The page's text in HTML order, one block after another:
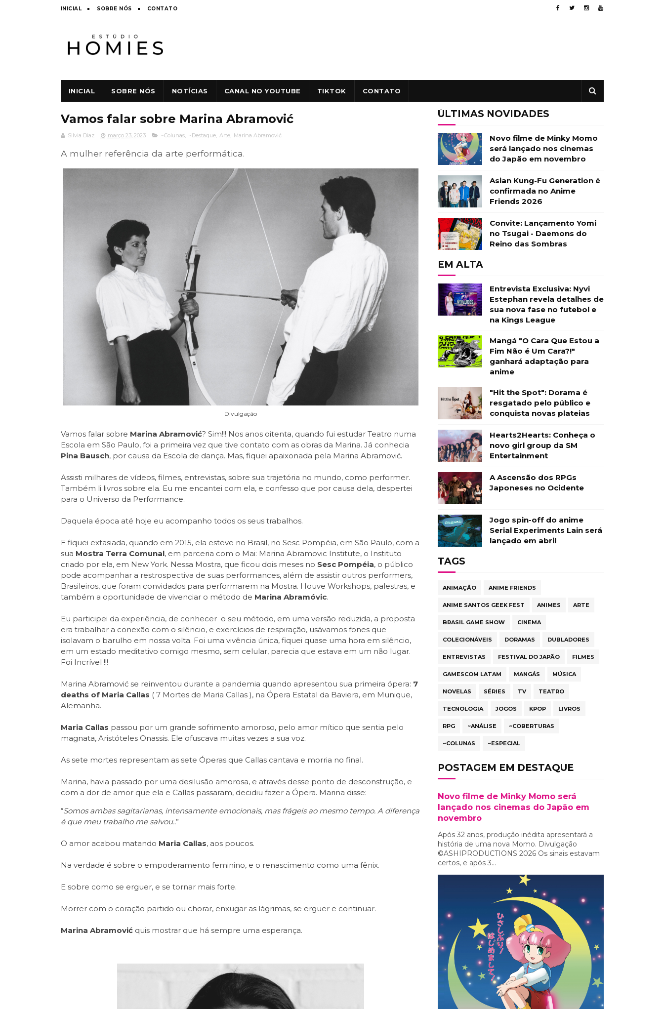
INICIAL SOBRE NÓS CONTATO
INICIAL SOBRE NÓS NOTÍCIAS CANAL NO YOUTUBE TIKTOK CONTATO
Vamos falar sobre Marina Abramović
Silvia Diaz março 23, 2023 ~Colunas, ~Destaque, Arte, Marina Abramović
A mulher referência da arte performática.
Divulgação
Vamos falar sobre Marina Abramović? Sim!!! Nos anos oitenta, quando fui estudar Teatro numa
Escola em São Paulo, foi a primeira vez que tive contato com as obras da Marina. Já conhecia
Pina Bausch, por causa da Escola de dança. Mas, fiquei apaixonada pela Marina Abramović.
Assisti milhares de vídeos, filmes, entrevistas, sobre sua trajetória no mundo, como performer.
Também li livros sobre ela. Eu me encantei com ela, e confesso que por causa dela, despertei
para o Universo da Performance.
Daquela época até hoje eu acompanho todos os seus trabalhos.
E fiquei extasiada, quando em 2015, ela esteve no Brasil, no Sesc Pompéia, em São Paulo, com a
sua Mostra Terra Comunal, em parceria com o Mai: Marina Abramovic Institute, o Instituto
criado por ela, em New York. Nessa Mostra, que ficou dois meses no Sesc Pompéia, o público
pode acompanhar a restrospectiva de suas performances, além de assistir outros performers,
Brasileiros, que foram convidados para performarem na Mostra. Houve Workshops, palestras, e
também a oportunidade de vivenciar o método de Marina Abramóvic.
Eu participei da experiência, de conhecer o seu método, em uma versão reduzida, a proposta
era trabalhar a conexão com o silêncio, e exercícios de respiração, usávamos fones que
isolavam o barulho em nossa volta. Foi uma vivência única, fiquei quase uma hora em silêncio,
em um estado meditativo comigo mesmo, sem celular, parecia que estava em um não lugar.
Foi Incrível !!!
Marina Abramović se reinventou durante a pandemia quando apresentou sua primeira ópera: 7
deaths of Maria Callas ( 7 Mortes de Maria Callas ), na Ópera Estatal da Baviera, em Munique,
Alemanha.
Maria Callas passou por um grande sofrimento amoroso, pelo amor mítico que sentia pelo
magnata, Aristóteles Onassis. Ele ofuscava muitas vezes a sua voz.
As sete mortes representam as sete Óperas que Callas cantava e morria no final.
Marina, havia passado por uma desilusão amorosa, e através desse ponto de desconstrução, e
com a dor de amor que ela e Callas passaram, decidiu fazer a Ópera. Marina disse:
“Somos ambas sagitarianas, intensamente emocionais, mas frágeis ao mesmo tempo. A diferença
é que meu trabalho me salvou..”
O amor acabou matando Maria Callas, aos poucos.
Na verdade é sobre o empoderamento feminino, e o renascimento como uma fênix.
E sobre como se erguer, e se tornar mais forte.
Morrer com o coração partido ou chorar, enxugar as lágrimas, se erguer e continuar.
Marina Abramović quis mostrar que há sempre uma esperança.
ÚLTIMAS NOVIDADES
Novo filme de Minky Momo
será lançado nos cinemas
do Japão em novembro
Asian Kung-Fu Generation é
confirmada no Anime
Friends 2026
Convite: Lançamento Yomi
no Tsugai - Daemons do
Reino das Sombras
EM ALTA
Entrevista Exclusiva: Nyvi
Estephan revela detalhes de
sua nova fase no futebol e
na Kings League
Mangá "O Cara Que Estou a
Fim Não é Um Cara?!"
ganhará adaptação para
anime
"Hit the Spot": Dorama é
resgatado pelo público e
conquista novas plateias
Hearts2Hearts: Conheça o
novo girl group da SM
Entertainment
A Ascensão dos RPGs
Japoneses no Ocidente
Jogo spin-off do anime
Serial Experiments Lain será
lançado em abril
TAGS
ANIMAÇÃO ANIME FRIENDS
ANIME SANTOS GEEK FEST ANIMES ARTE
BRASIL GAME SHOW CINEMA
COLECIONÁVEIS DORAMAS DUBLADORES
ENTREVISTAS FESTIVAL DO JAPÃO FILMES
GAMESCOM LATAM MANGÁS MÚSICA
NOVELAS SÉRIES TV TEATRO
TECNOLOGIA JOGOS KPOP LIVROS
RPG ~ANÁLISE ~COBERTURAS
~COLUNAS ~ESPECIAL
POSTAGEM EM DESTAQUE
Novo filme de Minky Momo será
lançado nos cinemas do Japão em
novembro
Após 32 anos, produção inédita apresentará a
história de uma nova Momo. Divulgação
©ASHIPRODUCTIONS 2026 Os sinais estavam
certos, e após 3...